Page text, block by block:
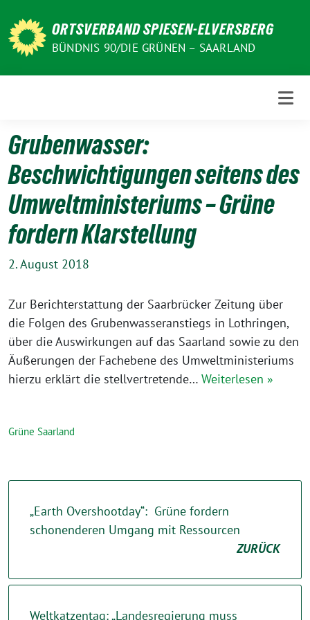
zum
Inhalt
ORTSVERBAND SPIESEN-ELVERSBERG
BÜNDNIS 90/DIE GRÜNEN – SAARLAND
Grubenwasser:
Beschwichtigungen seitens des
Umweltministeriums – Grüne
fordern Klarstellung
2. August 2018
Zur Berichterstattung der Saarbrücker Zeitung über
die Folgen des Grubenwasseranstiegs in Lothringen,
über die Auswirkungen auf das Saarland sowie zu den
Äußerungen der Fachebene des Umweltministeriums
hierzu erklärt die stellvertretende… Weiterlesen »
Grüne Saarland
„Earth Overshootday“: Grüne fordern
schonenderen Umgang mit Ressourcen
ZURÜCK
Weltkatzentag: „Landesregierung muss